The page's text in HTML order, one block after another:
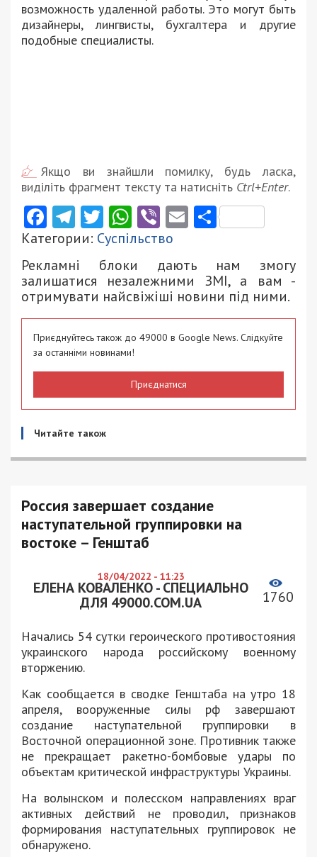
возможность удаленной работы. Это могут быть
дизайнеры, лингвисты, бухгалтера и другие
подобные специалисты.
Якщо ви знайшли помилку, будь ласка,
виділіть фрагмент тексту та натисніть Ctrl+Enter.
Facebook
Telegram
Twitter
WhatsApp
ViberEmail
Категории: Суспільство
Рекламні блоки дають нам змогу
залишатися незалежними ЗМІ, а вам -
отримувати найсвіжіші новини під ними.
Приєднуйтесь також до 49000 в Google News. Слідкуйте
за останніми новинами!
Приєднатися
Читайте також
Россия завершает создание
наступательной группировки на
востоке – Генштаб
18/04/2022 - 11:23
ЕЛЕНА КОВАЛЕНКО - СПЕЦИАЛЬНО
ДЛЯ 49000.COM.UA
1760
Начались 54 сутки героического противостояния
украинского народа российскому военному
вторжению.
Как сообщается в сводке Генштаба на утро 18
апреля, вооруженные силы рф завершают
создание наступательной группировки в
Восточной операционной зоне. Противник также
не прекращает ракетно-бомбовые удары по
объектам критической инфраструктуры Украины.
На волынском и полесском направлениях враг
активных действий не проводил, признаков
формирования наступательных группировок не
обнаружено.